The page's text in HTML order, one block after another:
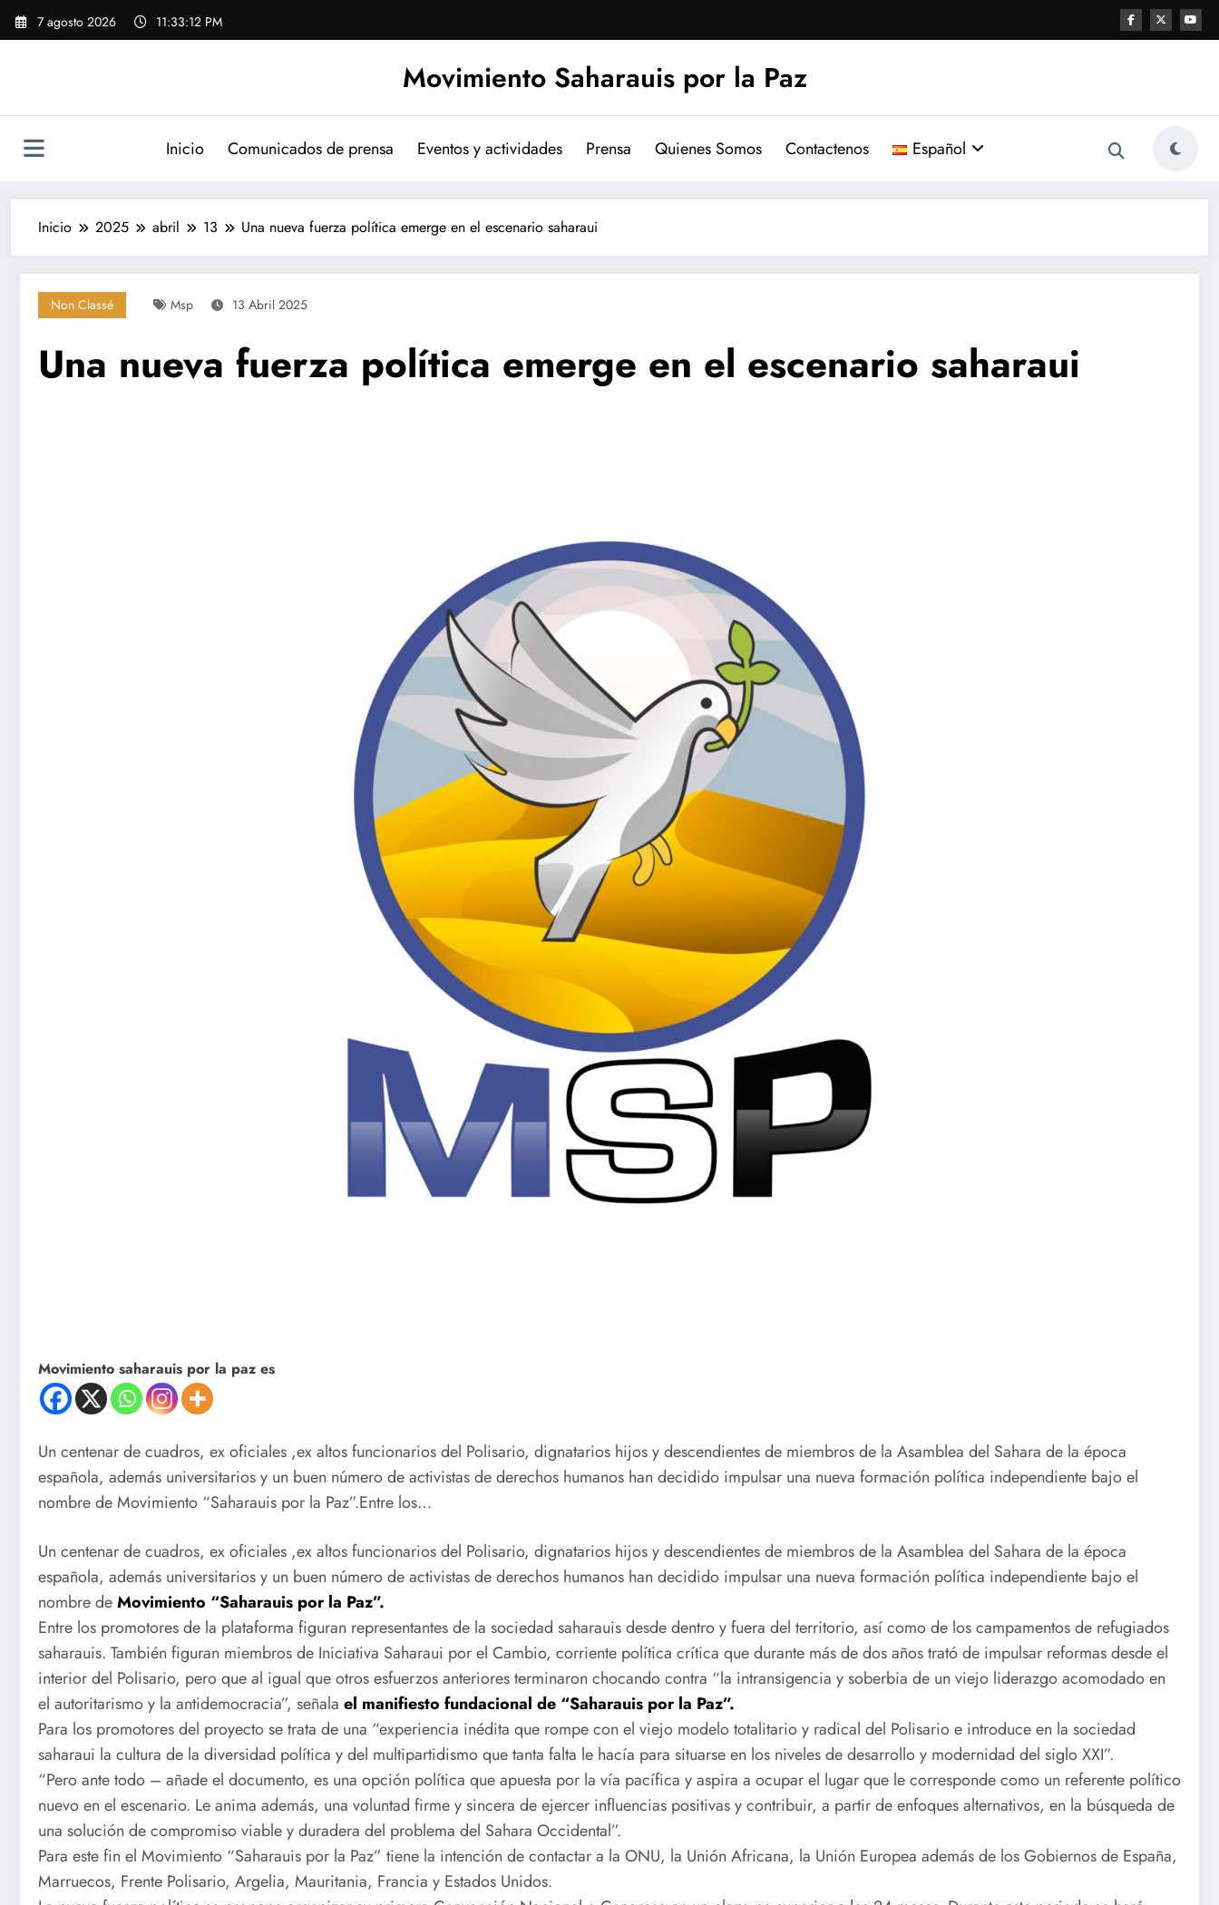
Saltar
7 agosto 2026 11:33:13 PM
Movimiento Saharauis por la Paz
Inicio Comunicados de prensa Eventos y actividades Prensa Quienes Somos Contactenos Español
Inicio 2025 abril 13 Una nueva fuerza política emerge en el escenario saharaui
Non Classé Msp 13 Abril 2025
Una nueva fuerza política emerge en el escenario saharaui
Movimiento saharauis por la paz es
Un centenar de cuadros, ex oficiales ,ex altos funcionarios del Polisario, dignatarios hijos y descendientes de miembros de la Asamblea del Sahara de la época
española, además universitarios y un buen número de activistas de derechos humanos han decidido impulsar una nueva formación política independiente bajo el
nombre de Movimiento “Saharauis por la Paz”.Entre los…
Un centenar de cuadros, ex oficiales ,ex altos funcionarios del Polisario, dignatarios hijos y descendientes de miembros de la Asamblea del Sahara de la época
española, además universitarios y un buen número de activistas de derechos humanos han decidido impulsar una nueva formación política independiente bajo el
nombre deMovimiento “Saharauis por la Paz”.
Entre los promotores de la plataforma figuran representantes de la sociedad saharauis desde dentro y fuera del territorio, así como de los campamentos de refugiados
saharauis. También figuran miembros de Iniciativa Saharaui por el Cambio, corriente política crítica que durante más de dos años trató de impulsar reformas desde el
interior del Polisario, pero que al igual que otros esfuerzos anteriores terminaron chocando contra “la intransigencia y soberbia de un viejo liderazgo acomodado en
el autoritarismo y la antidemocracia”, señala el manifiesto fundacional de “Saharauis por la Paz”.
Para los promotores del proyecto se trata de una “experiencia inédita que rompe con el viejo modelo totalitario y radical del Polisario e introduce en la sociedad
saharaui la cultura de la diversidad política y del multipartidismo que tanta falta le hacía para situarse en los niveles de desarrollo y modernidad del siglo XXI”.
“Pero ante todo – añade el documento, es una opción política que apuesta por la vía pacífica y aspira a ocupar el lugar que le corresponde como un referente político
nuevo en el escenario. Le anima además, una voluntad firme y sincera de ejercer influencias positivas y contribuir, a partir de enfoques alternativos, en la búsqueda de
una solución de compromiso viable y duradera del problema del Sahara Occidental”.
Para este fin el Movimiento “Saharauis por la Paz” tiene la intención de contactar a la ONU, la Unión Africana, la Unión Europea además de los Gobiernos de España,
Marruecos, Frente Polisario, Argelia, Mauritania, Francia y Estados Unidos.